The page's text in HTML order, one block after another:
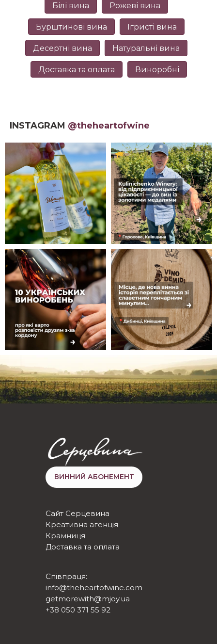
Білі вина Рожеві вина
Бурштинові вина Ігристі вина
Десертні вина Натуральні вина
Доставка та оплата Виноробні
INSTAGRAM @theheartofwine
Сайт Серцевина
Креативна агенція
Крамниця
Доставка та оплата
Співпраця:
info@theheartofwine.com
getmorewith@mjoy.ua
+38 050 371 55 92
ВИННИЙ АБОНЕМЕНТ